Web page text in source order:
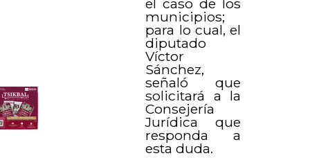
el caso de los
municipios;
para lo cual, el
diputado
Víctor
Sánchez,
señaló que
solicitará a la
Consejería
Jurídica que
responda a
esta duda.